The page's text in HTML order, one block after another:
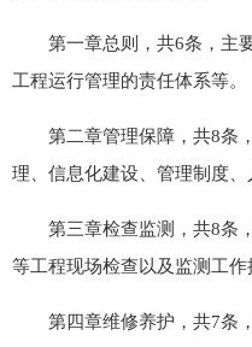
第一章总则，共6条，主要
工程运行管理的责任体系等。
第二章管理保障，共8条，
理、信息化建设、管理制度、
第三章检查监测，共8条，
等工程现场检查以及监测工作
第四章维修养护，共7条，